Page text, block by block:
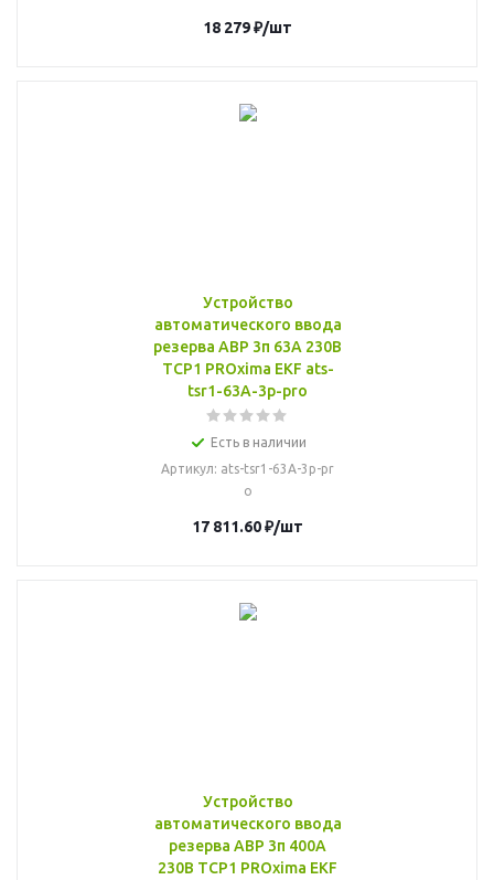
18 279₽/шт
Устройство
автоматического ввода
резерва АВР 3п 63А 230В
ТСР1 PROxima EKF ats-
tsr1-63A-3p-pro
Есть в наличии
Артикул: ats-tsr1-63A-3p-pr
o
17 811.60₽/шт
Устройство
автоматического ввода
резерва АВР 3п 400А
230В ТСР1 PROxima EKF